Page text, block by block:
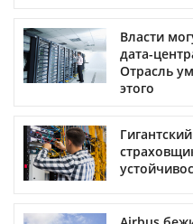
Власти
дата-
Отрасль
этого